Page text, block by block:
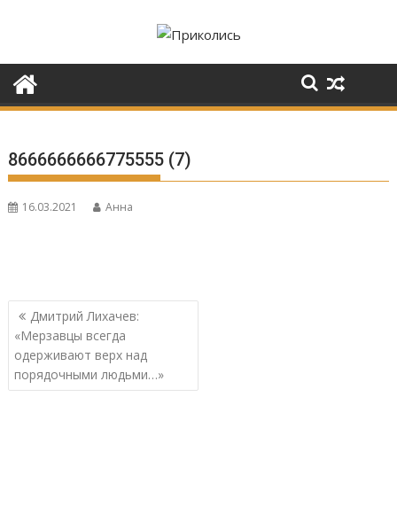
8666666666775555 (7)
16.03.2021 Анна
Навигация
по
записям
Дмитрий Лихачев:
«Мерзавцы всегда
одерживают верх над
порядочными людьми…»